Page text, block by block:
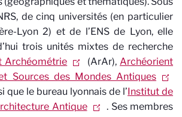
de cinq universités (en particulier
Lyon 2) et de l’ENS de Lyon, elle
trois unités mixtes de recherche
Archéométrie (ArAr),Archéorient
Sources des Mondes Antiques
que le bureau lyonnais de l’Institut de
Antique
. Ses membres